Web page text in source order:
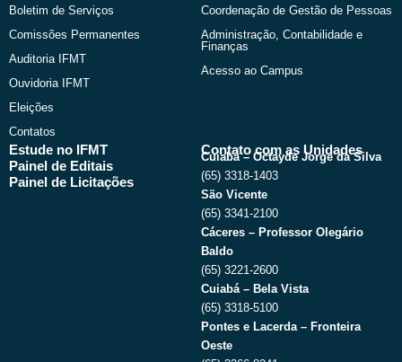
Boletim de Serviços
Comissões Permanentes
Auditoria IFMT
Ouvidoria IFMT
Eleições
Contatos
Coordenação de Gestão de Pessoas
Administração, Contabilidade e
Finanças
Acesso ao Campus
Estude no IFMT
Painel de Editais
Painel de Licitações
Contato com as Unidades
Cuiabá – Octayde Jorge da Silva
(65) 3318-1403
São Vicente
(65) 3341-2100
Cáceres – Professor Olegário
Baldo
(65) 3221-2600
Cuiabá – Bela Vista
(65) 3318-5100
Pontes e Lacerda – Fronteira
Oeste